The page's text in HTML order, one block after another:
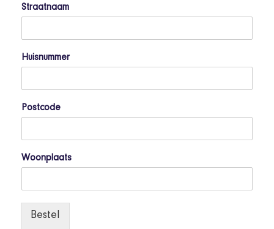
Straatnaam
Huisnummer
Postcode
Woonplaats
Bestel